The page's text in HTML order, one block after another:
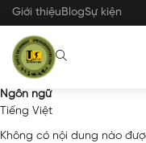
Nhảy
đến
dung
Giới thiệuBlogSự kiện
Ngôn ngữ
Tiếng Việt
Không có nội dung nào